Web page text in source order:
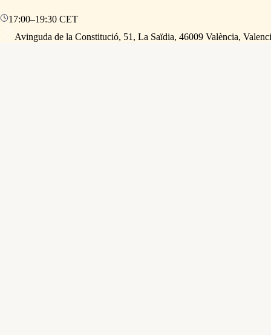
17:00–19:30 CET
Avinguda de la Constitució, 51, La Saïdia, 46009 València,